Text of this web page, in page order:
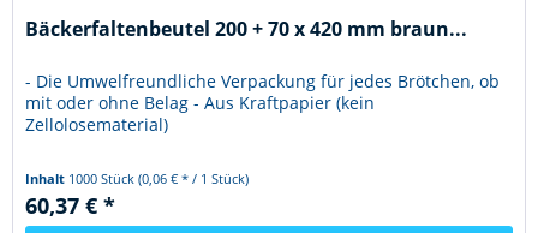
Bäckerfaltenbeutel 200 + 70 x 420 mm braun...
- Die Umwelfreundliche Verpackung für jedes Brötchen, ob
mit oder ohne Belag - Aus Kraftpapier (kein
Zellolosematerial)
Inhalt 1000 Stück(0,06 € * / 1 Stück)
60,37 € *